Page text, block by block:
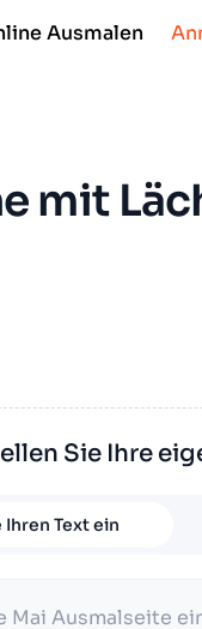
Ausmalen
mit
Sie Ihre
Text ein